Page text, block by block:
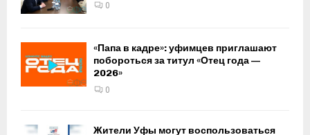
0
«Папа в кадре»: уфимцев приглашают
побороться за титул «Отец года —
2026»
0
Жители Уфы могут воспользоваться